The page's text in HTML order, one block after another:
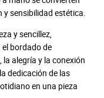
y sensibilidad estética.
y sencillez,
bordado de
alegría y la conexión
dedicación de las
en una pieza